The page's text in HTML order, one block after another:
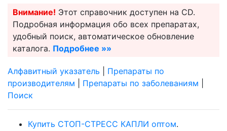
Внимание! Этот справочник доступен на CD.
Подробная информация обо всех препаратах,
удобный поиск, автоматическое обновление
каталога. Подробнее »»
Алфавитный указатель
Препараты по
производителям
Препараты по заболеваниям
Поиск
Купить СТОП-СТРЕСС КАПЛИ оптом.